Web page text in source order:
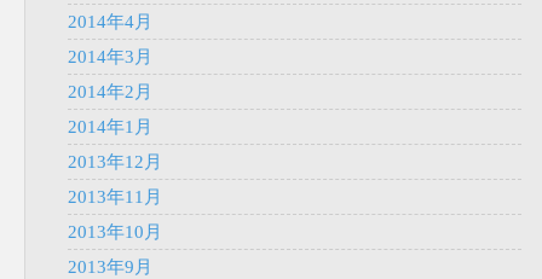
2014年4月
2014年3月
2014年2月
2014年1月
2013年12月
2013年11月
2013年10月
2013年9月